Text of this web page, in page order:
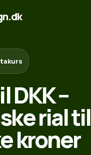
DKK –
rial til
kroner